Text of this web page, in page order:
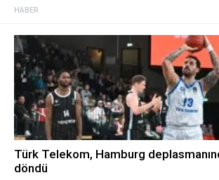
HABER
Türk Telekom, Hamburg
döndü